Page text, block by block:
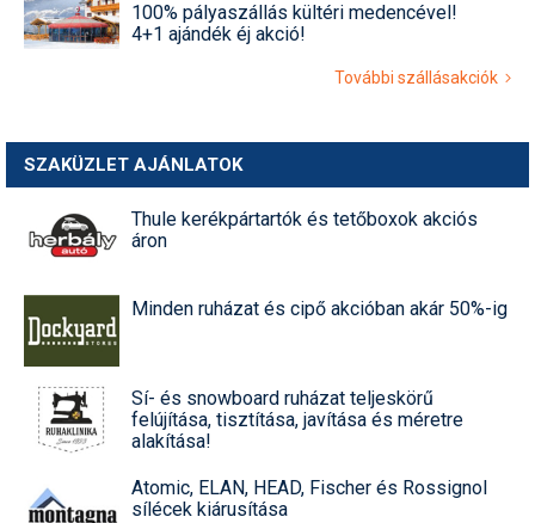
100% pályaszállás kültéri medencével!
4+1 ajándék éj akció!
További szállásakciók
SZAKÜZLET AJÁNLATOK
Thule kerékpártartók és tetőboxok akciós
áron
Minden ruházat és cipő akcióban akár 50%-ig
Sí- és snowboard ruházat teljeskörű
felújítása, tisztítása, javítása és méretre
alakítása!
Atomic, ELAN, HEAD, Fischer és Rossignol
sílécek kiárusítása